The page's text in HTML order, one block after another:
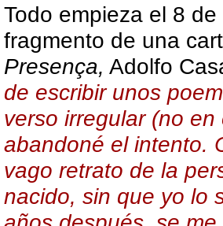
Todo empieza el 8
fragmento de una
Presença, Adolfo
de escribir unos
verso irregular (no
abandoné el intento.
vago retrato de la
nacido, sin que yo lo